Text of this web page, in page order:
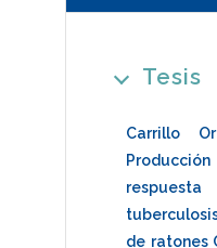
Tesis
Carrillo
respuesta
de ratones